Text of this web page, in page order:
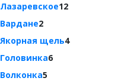
Лазаревское12
Вардане2
Якорная щель4
Головинка6
Волконка5